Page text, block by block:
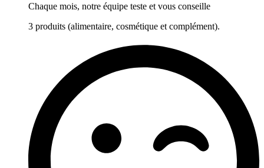
Chaque mois, notre équipe teste et vous conseille
3 produits (alimentaire, cosmétique et complément).